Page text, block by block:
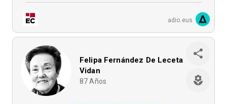
adio.eus
Felipa Fernández De Leceta
Vidan
87 Años